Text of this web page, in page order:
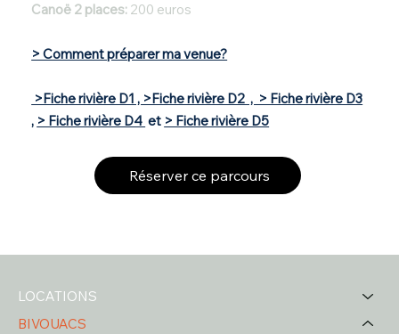
Canoë 2 places: 200 euros
> Comment préparer ma venue?
>Fiche rivière D1 , >Fiche rivière D2 , > Fiche rivière D3
, > Fiche rivière D4 et > Fiche rivière D5
Réserver ce parcours
LOCATIONS
BIVOUACS